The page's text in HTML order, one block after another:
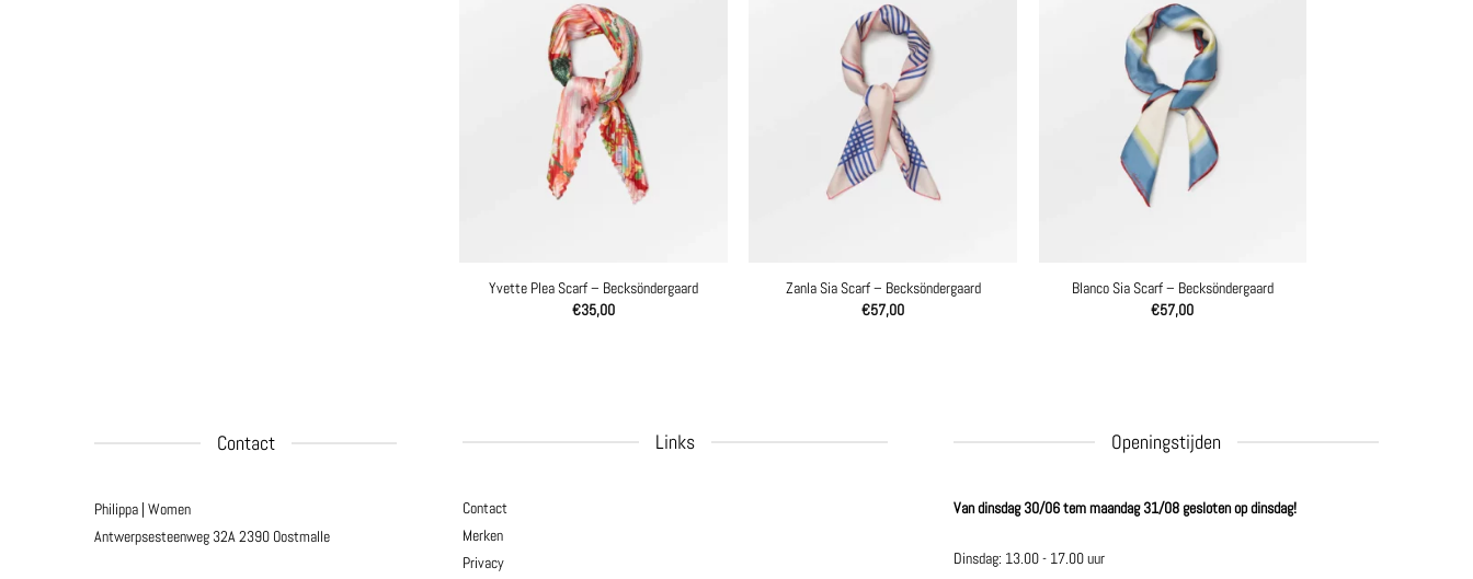
Yvette Plea Scarf – Becksöndergaard
€35,00
Zanla Sia Scarf – Becksöndergaard
€57,00
Blanco Sia Scarf – Becksöndergaard
€57,00
Contact
Philippa | Women
Antwerpsesteenweg 32A2390 Oostmalle
Links
Contact
Merken
Privacy
Openingstijden
Van dinsdag 30/06 tem maandag 31/08 gesloten op dinsdag!
Dinsdag: 13.00 - 17.00 uur